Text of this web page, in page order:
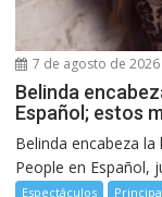
7 de agosto de 2026
Belinda
Español; estos
Belinda encabeza
People en Español,
Espectáculos